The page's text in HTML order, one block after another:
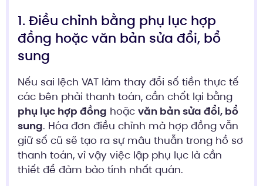
1. Điều chỉnh bằng phụ lục hợp
đồng hoặc văn bản sửa đổi, bổ
sung
Nếu sai lệch VAT làm thay đổi số tiền thực tế
các bên phải thanh toán, cần chốt lại bằng
phụ lục hợp đồng hoặc văn bản sửa đổi, bổ
sung. Hóa đơn điều chỉnh mà hợp đồng vẫn
giữ số cũ sẽ tạo ra sự mâu thuẫn trong hồ sơ
thanh toán, vì vậy việc lập phụ lục là cần
thiết để đảm bảo tính nhất quán.